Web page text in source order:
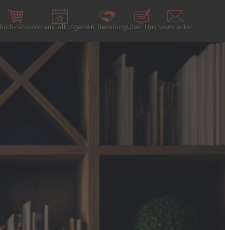
ShopVeranstaltungenAK BeratungÜber Uns Newsletter